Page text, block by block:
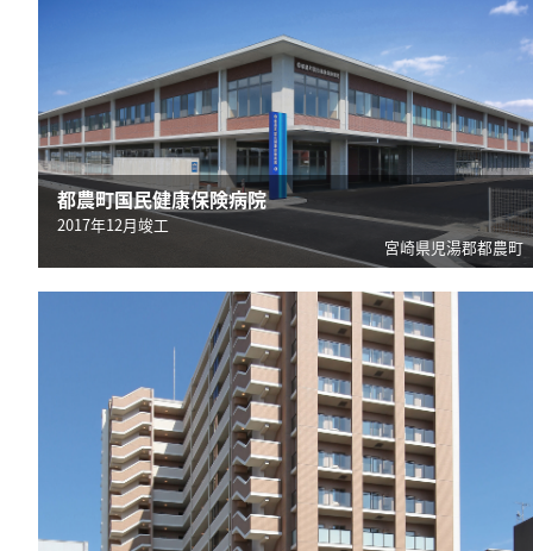
都農町国民健康保険病院
2017年12月竣工
宮崎県児湯郡都農町